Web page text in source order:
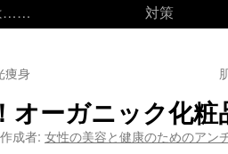
……
対策
痩身
オーガニック化
作成者: 女性の美容と健康のためのアン